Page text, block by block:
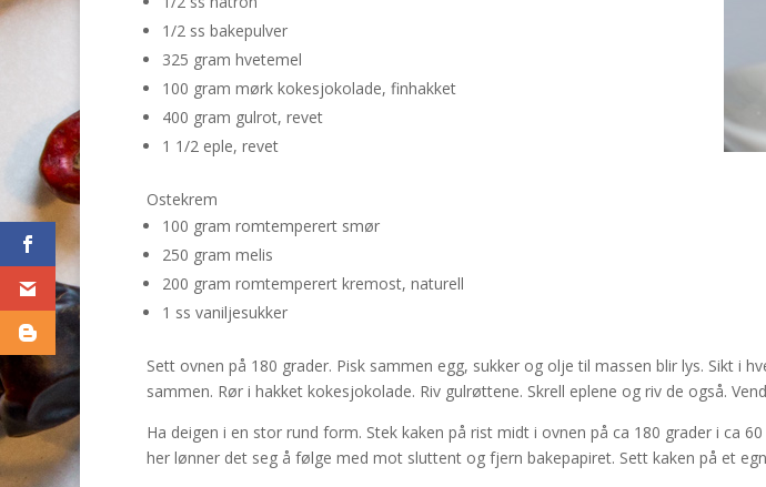
1/2 ss bakepulver
325 gram hvetemel
100 gram mørk kokesjokolade, finhakket
400 gram gulrot, revet
1 1/2 eple, revet
Ostekrem
100 gram romtemperert smør
250 gram melis
200 gram romtemperert kremost, naturell
1 ss vaniljesukker
Sett ovnen på 180 grader. Pisk sammen egg, sukker og olje til massen blir lys. Sikt i
sammen. Rør i hakket kokesjokolade. Riv gulrøttene. Skrell eplene og riv de også.
Ha deigen i en stor rund form. Stek kaken på rist midt i ovnen på ca 180 grader i ca
her lønner det seg å følge med mot sluttent og fjern bakepapiret. Sett kaken på et